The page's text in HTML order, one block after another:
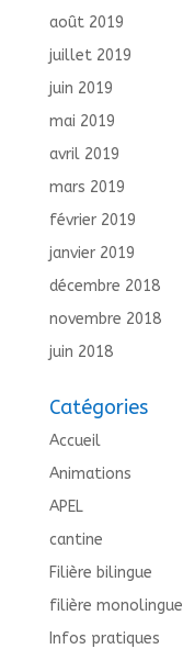
août 2019
juillet 2019
juin 2019
mai 2019
avril 2019
mars 2019
février 2019
janvier 2019
décembre 2018
novembre 2018
juin 2018
Catégories
Accueil
Animations
APEL
cantine
Filière bilingue
filière monolingue
Infos pratiques